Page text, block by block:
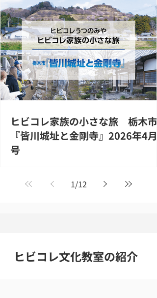
ヒビコレ家族の小さな旅 栃木市
『皆川城址と金剛寺』2026年4月
号
1/12
​ヒビコレ文化教室の紹介